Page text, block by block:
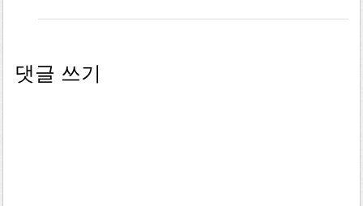
댓글 쓰기